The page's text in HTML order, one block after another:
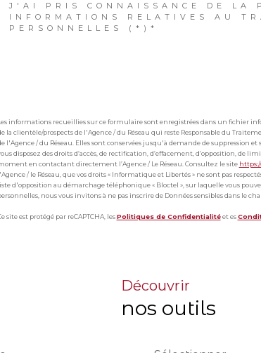
J'AI PRIS CONNAISSANCE DE LA
INFORMATIONS RELATIVES AU
PERSONNELLES (*)*
informations recueillies sur ce formulaire sont enregistrées dans un fichier
la clientèle/prospects de l'Agence / du Réseau qui reste Responsable du
l'Agence / du Réseau. Elles sont conservées jusqu'à demande de suppression
disposez des droits d’accès, de rectification, d’effacement, d’opposition,
en contactant directement l’Agence / Le Réseau. Consultez le site
/ le Réseau, que vos droits « Informatique et Libertés » ne sont pas
d'opposition au démarchage téléphonique « Bloctel », sur laquelle vous
nous vous invitons à ne pas inscrire de Données sensibles dans le
site est protégé par reCAPTCHA, lesPolitiques de Confidentialitéet es
découvrir
nos outils